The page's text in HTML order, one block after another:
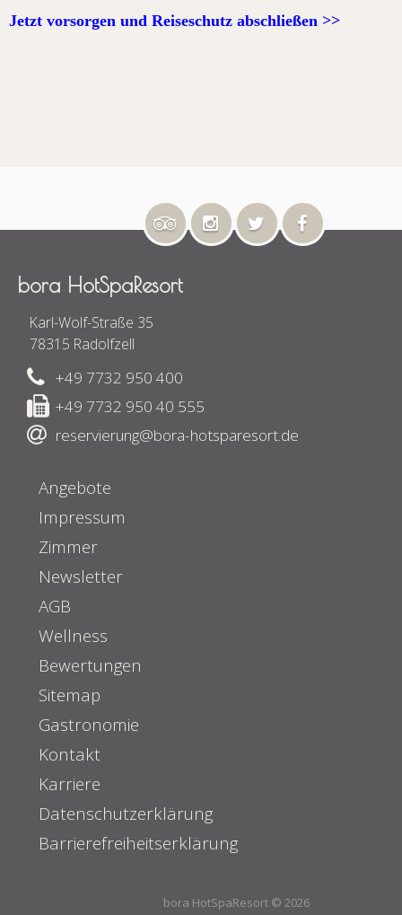
Jetzt vorsorgen und Reiseschutz abschließen >>
bora HotSpaResort
Karl-Wolf-Straße 35
78315 Radolfzell
+49 7732 950 400
+49 7732 950 40 555
reservierung@bora-hotsparesort.de
Angebote
Impressum
Zimmer
Newsletter
AGB
Wellness
Bewertungen
Sitemap
Gastronomie
Kontakt
Karriere
Datenschutzerklärung
Barrierefreiheitserklärung
bora HotSpaResort © 2026